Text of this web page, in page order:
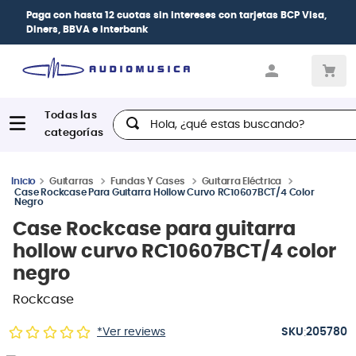
Paga con hasta 12 cuotas sin intereses con tarjetas BCP Visa,
Diners, BBVA e Interbank
Hola, ¿qué estas buscando?
Guitarras Fundas Y Cases
Guitarra Eléctrica
Case Rockcase Para Guitarra Hollow Curvo RC10607BCT/4 Color
Negro
Case Rockcase para guitarra
hollow curvo RC10607BCT/4 color
negro
Rockcase
*Ver reviews :205780